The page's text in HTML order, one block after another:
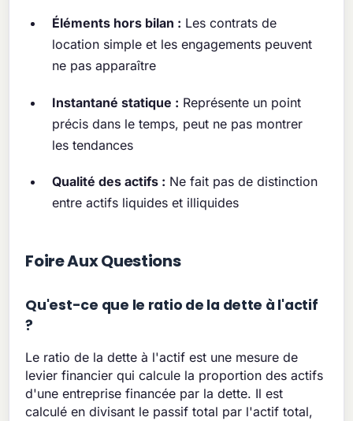
Éléments hors bilan : Les contrats de
location simple et les engagements peuvent
ne pas apparaître
Instantané statique : Représente un point
précis dans le temps, peut ne pas montrer
les tendances
Qualité des actifs : Ne fait pas de distinction
entre actifs liquides et illiquides
Foire Aux Questions
Qu'est-ce que le ratio de la dette à l'actif
?
Le ratio de la dette à l'actif est une mesure de
levier financier qui calcule la proportion des actifs
d'une entreprise financée par la dette. Il est
calculé en divisant le passif total par l'actif total,